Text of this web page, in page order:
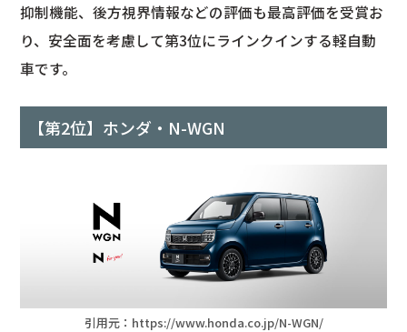
抑制機能、後方視界情報などの評価も最高評価を受賞お
り、安全面を考慮して第3位にラインクインする軽自動
車です。
【第2位】ホンダ・N-WGN
引用元： https://www.honda.co.jp/N-WGN/